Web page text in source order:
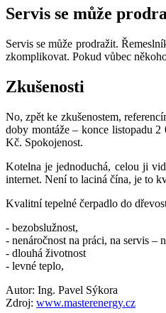
Servis se může
Servis se může prodražit.
zkomplikovat. Pokud vůbec
Zkušenosti
No, zpět ke zkušenostem,
doby montáže – konce listopadu
Kč. Spokojenost.
Kotelna je jednoduchá, celou ji
internet. Není to laciná čína, je to
Kvalitní tepelné čerpadlo do
- bezobslužnost,
- nenáročnost na práci, na servis –
- dlouhá životnost
- levné teplo,
Autor: Ing. Pavel Sýkora
Zdroj: www.masterenergy.cz